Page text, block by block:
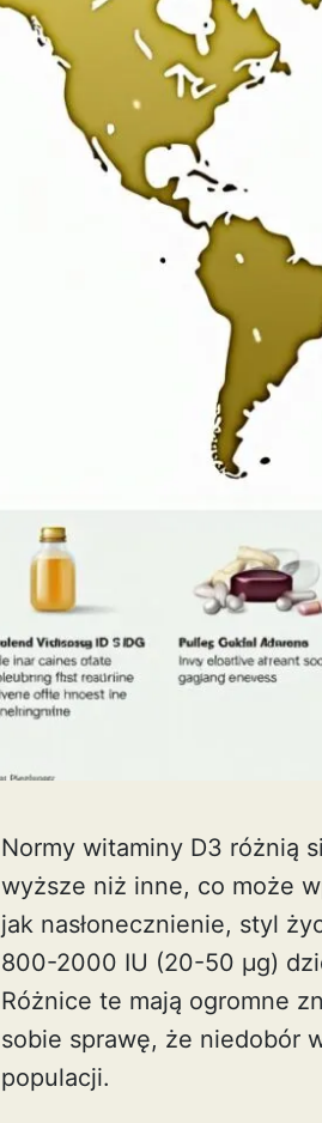
Normy witaminy D3 różnią
wyższe niż inne, co może
jak nasłonecznienie, styl
800-2000 IU (20-50 µg)
Różnice te mają ogromne
sobie sprawę, że niedobór
populacji.